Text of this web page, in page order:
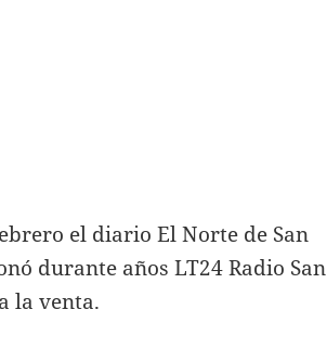
el diario El Norte de San
durante años LT24 Radio San
la venta.